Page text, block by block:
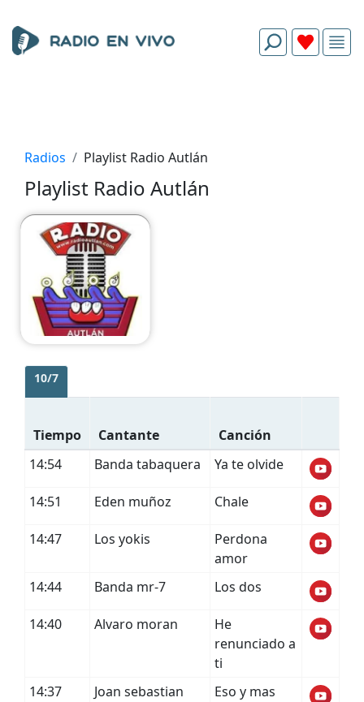
Radios Playlist Radio Autlán
Playlist Radio Autlán
10/7
Tiempo Cantante
Canción
14:54
Banda tabaquera Ya te olvide
14:51 Eden muñoz Chale
14:47 Los yokis
Perdona
amor
14:44
Banda mr-7 Los dos
14:40 Alvaro moran
He
renunciado a
ti
14:37
Joan sebastian Eso y mas